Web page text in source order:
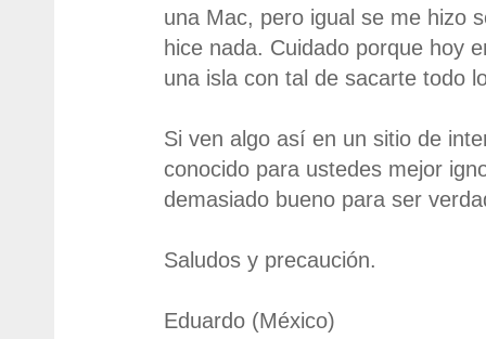
una Mac, pero igual se me hizo
hice nada. Cuidado porque hoy
una isla con tal de sacarte todo
Si ven algo así en un sitio de
conocido para ustedes mejor
demasiado bueno para ser
Saludos y precaución.
Eduardo (México)